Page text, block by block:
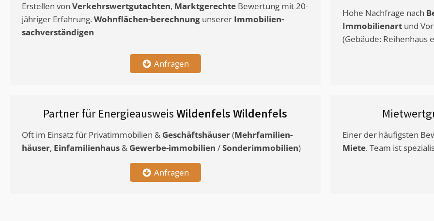
Erstellen von Verkehrswertgutachten, Marktgerechte Bewertung mit 20-
jähriger Erfahrung. Wohnflächen-berechnung unserer Immobilien-
sachverständigen
Anfragen
Hohe Nachfrage nach
Immobilienart und
(Gebäude: Reihenhaus
Partner für EnergieausweisWildenfels Wildenfels
Oft im Einsatz für Privatimmobilien & Geschäftshäuser(Mehrfamilien-
häuser, Einfamilienhaus & Gewerbe-immobilien /Sonderimmobilien)
Anfragen
Einer der häufigsten
Miete. Team ist